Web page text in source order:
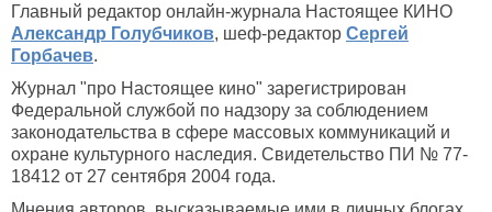
Главный редактор онлайн-журнала Настоящее КИНО
Александр Голубчиков, шеф-редактор Сергей
Горбачев.
Журнал "про Настоящее кино" зарегистрирован
Федеральной службой по надзору за соблюдением
законодательства в сфере массовых коммуникаций и
охране культурного наследия. Свидетельство ПИ № 77-
18412 от 27 сентября 2004 года.